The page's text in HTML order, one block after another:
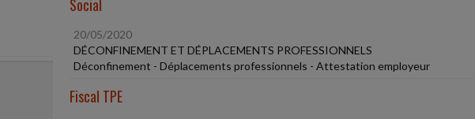
Social
20/05/2020
DÉCONFINEMENT ET DÉPLACEMENTS PROFESSIONNELS
Déconfinement - Déplacements professionnels - Attestation employeur
Fiscal TPE